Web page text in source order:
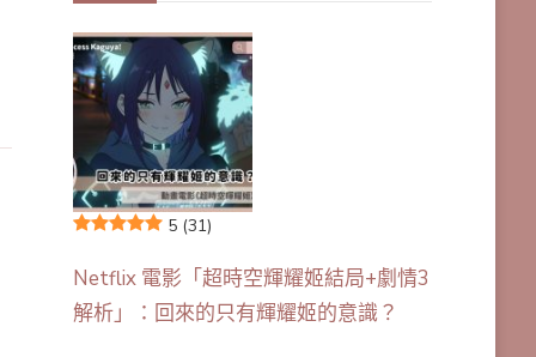
5 (31)
Netflix 電影「超時空輝耀姬結局+劇情3
解析」：回來的只有輝耀姬的意識？